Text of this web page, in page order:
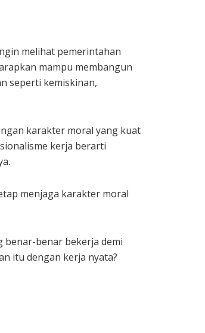
melihat pemerintahan
mampu membangun
seperti kemiskinan,
karakter moral yang kuat
kerja berarti
menjaga karakter moral
benar-benar bekerja demi
itu dengan kerja nyata?